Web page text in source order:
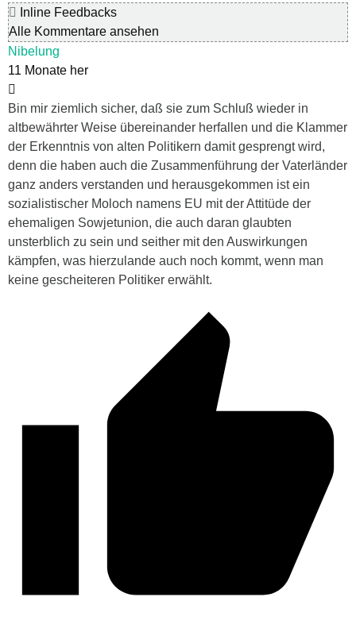
Inline Feedbacks
Alle Kommentare ansehen
Nibelung
11 Monate her
Bin mir ziemlich sicher, daß sie zum Schluß wieder in
altbewährter Weise übereinander herfallen und die Klammer
der Erkenntnis von alten Politikern damit gesprengt wird,
denn die haben auch die Zusammenführung der Vaterländer
ganz anders verstanden und herausgekommen ist ein
sozialistischer Moloch namens EU mit der Attitüde der
ehemaligen Sowjetunion, die auch daran glaubten
unsterblich zu sein und seither mit den Auswirkungen
kämpfen, was hierzulande auch noch kommt, wenn man
keine gescheiteren Politiker erwählt.